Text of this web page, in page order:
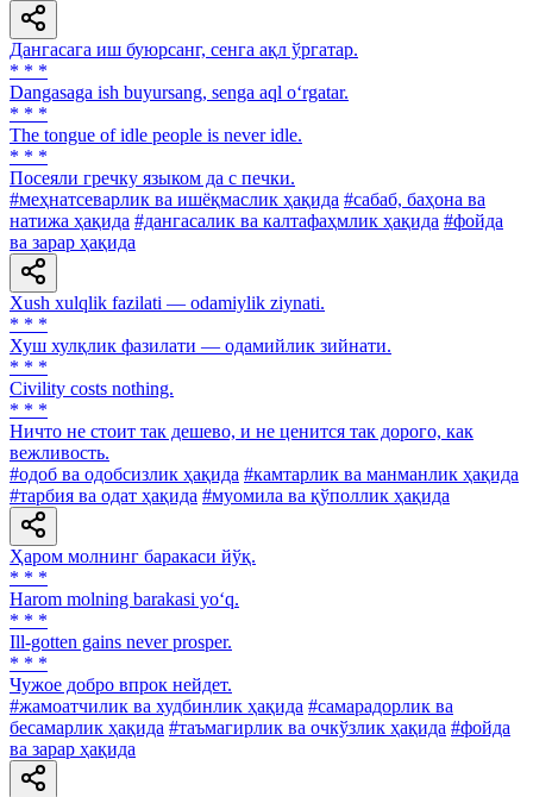
Дангасага иш буюрсанг, сенга ақл ўргатар.
* * *
Dangasaga ish buyursang, senga aql o‘rgatar.
* * *
The tongue of idle people is never idle.
* * *
Посеяли гречку языком да с печки.
#меҳнатсеварлик ва ишёқмаслик ҳақида #сабаб, баҳона ва
натижа ҳақида #дангасалик ва калтафаҳмлик ҳақида #фойда
ва зарар ҳақида
Xush xulqlik fazilati — odamiylik ziynati.
* * *
Хуш хулқлик фазилати — одамийлик зийнати.
* * *
Civility costs nothing.
* * *
Ничто не стоит так дешево, и не ценится так дорого, как
вежливость.
#одоб ва одобсизлик ҳақида #камтарлик ва манманлик ҳақида
#тарбия ва одат ҳақида #муомила ва қўполлик ҳақида
Ҳаром молнинг баракаси йўқ.
* * *
Harom molning barakasi yo‘q.
* * *
Ill-gotten gains never prosper.
* * *
Чужое добро впрок нейдет.
#жамоатчилик ва худбинлик ҳақида #самарадорлик ва
бесамарлик ҳақида #таъмагирлик ва очкўзлик ҳақида #фойда
ва зарар ҳақида